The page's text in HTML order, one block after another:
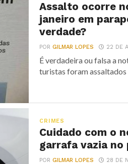
Assalto ocorre
janeiro em
verdade?
PORGILMAR LOPES 22 DE
É verdadeira ou falsa a
turistas foram assaltados
CRIMES
Cuidado com o
garrafa vazia no
PORGILMAR LOPES 28 DE